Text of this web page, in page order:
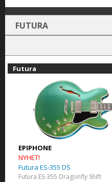
FUTURA
Futura
EPIPHONE
NYHET!
Futura ES-355 DS
Futura ES-355 Dragonfly Shift